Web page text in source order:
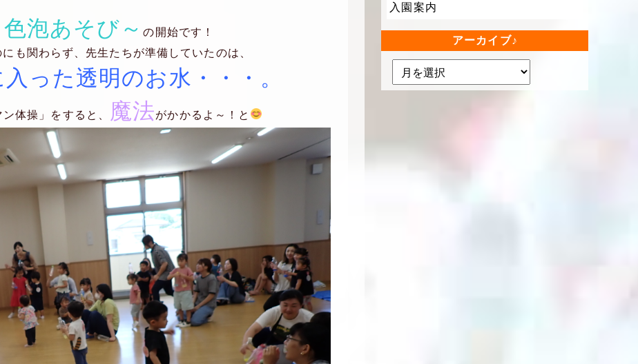
色泡あそび～の開始です！
も関わらず、先生たちが準備していたのは、
った透明のお水・・・。
体操」をすると、 魔法がかかるよ～！と
入園案内
アーカイブ